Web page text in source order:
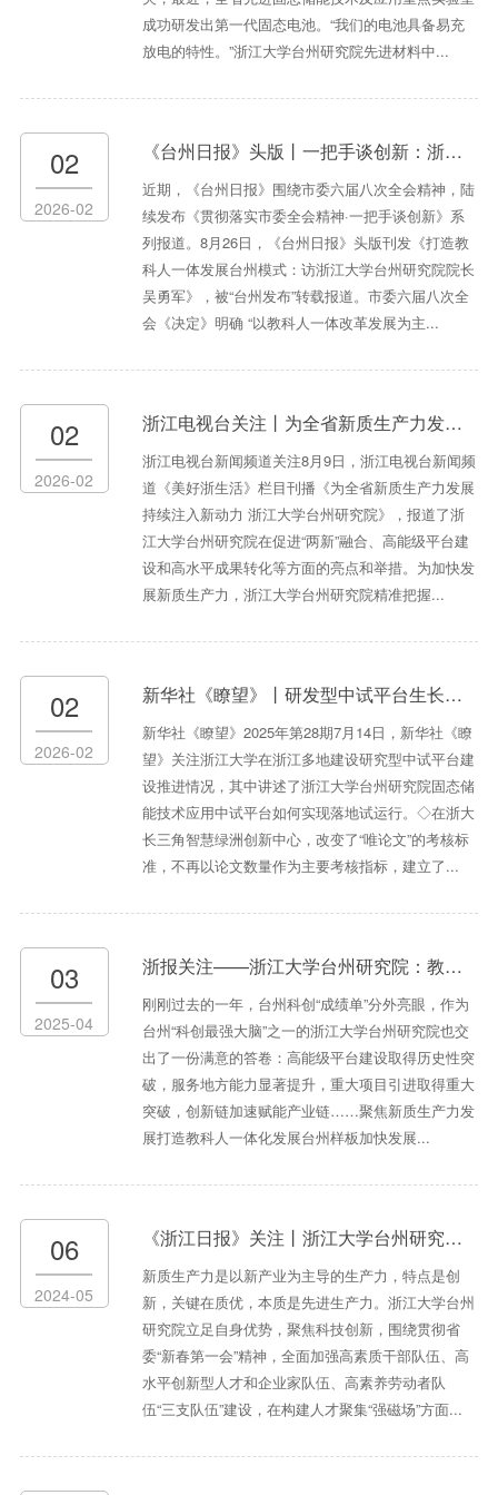
成功研发出第一代固态电池。“我们的电池具备易充
放电的特性。”浙江大学台州研究院先进材料中...
02
2026-02
《台州日报》头版丨一把手谈创新：浙江大学台州研究院院长吴勇军——打造教科人一体发展台州模式
近期，《台州日报》围绕市委六届八次全会精神，陆
续发布《贯彻落实市委全会精神·一把手谈创新》系
列报道。8月26日，《台州日报》头版刊发《打造教
科人一体发展台州模式：访浙江大学台州研究院院长
吴勇军》，被“台州发布”转载报道。市委六届八次全
会《决定》明确 “以教科人一体改革发展为主...
02
2026-02
浙江电视台关注丨为全省新质生产力发展持续注入新动力 浙江大学台州研究院
浙江电视台新闻频道关注8月9日，浙江电视台新闻频
道《美好浙生活》栏目刊播《为全省新质生产力发展
持续注入新动力 浙江大学台州研究院》，报道了浙
江大学台州研究院在促进“两新”融合、高能级平台建
设和高水平成果转化等方面的亮点和举措。为加快发
展新质生产力，浙江大学台州研究院精准把握...
02
2026-02
新华社《瞭望》丨研发型中试平台生长之道
新华社《瞭望》2025年第28期7月14日，新华社《瞭
望》关注浙江大学在浙江多地建设研究型中试平台建
设推进情况，其中讲述了浙江大学台州研究院固态储
能技术应用中试平台如何实现落地试运行。◇在浙大
长三角智慧绿洲创新中心，改变了“唯论文”的考核标
准，不再以论文数量作为主要考核指标，建立了...
03
2025-04
浙报关注——浙江大学台州研究院：教科人一体化赋能区域经济高质量发展
刚刚过去的一年，台州科创“成绩单”分外亮眼，作为
台州“科创最强大脑”之一的浙江大学台州研究院也交
出了一份满意的答卷：高能级平台建设取得历史性突
破，服务地方能力显著提升，重大项目引进取得重大
突破，创新链加速赋能产业链……聚焦新质生产力发
展打造教科人一体化发展台州样板加快发展...
06
2024-05
《浙江日报》关注丨浙江大学台州研究院——建强“三支队伍”，为高质量发展蓄势赋能
新质生产力是以新产业为主导的生产力，特点是创
新，关键在质优，本质是先进生产力。浙江大学台州
研究院立足自身优势，聚焦科技创新，围绕贯彻省
委“新春第一会”精神，全面加强高素质干部队伍、高
水平创新型人才和企业家队伍、高素养劳动者队
伍“三支队伍”建设，在构建人才聚集“强磁场”方面...